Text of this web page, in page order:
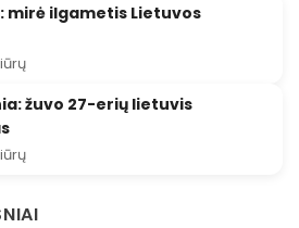
mirė ilgametis Lietuvos
žuvo 27-erių lietuvis